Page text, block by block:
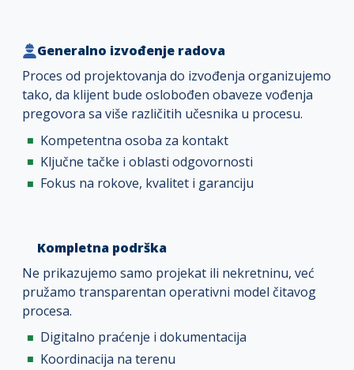
Generalno izvođenje radova
Proces od projektovanja do izvođenja organizujemo
tako, da klijent bude oslobođen obaveze vođenja
pregovora sa više različitih učesnika u procesu.
Kompetentna osoba za kontakt
Ključne tačke i oblasti odgovornosti
Fokus na rokove, kvalitet i garanciju
Kompletna podrška
Ne prikazujemo samo projekat ili nekretninu, već
pružamo transparentan operativni model čitavog
procesa.
Digitalno praćenje i dokumentacija
Koordinacija na terenu